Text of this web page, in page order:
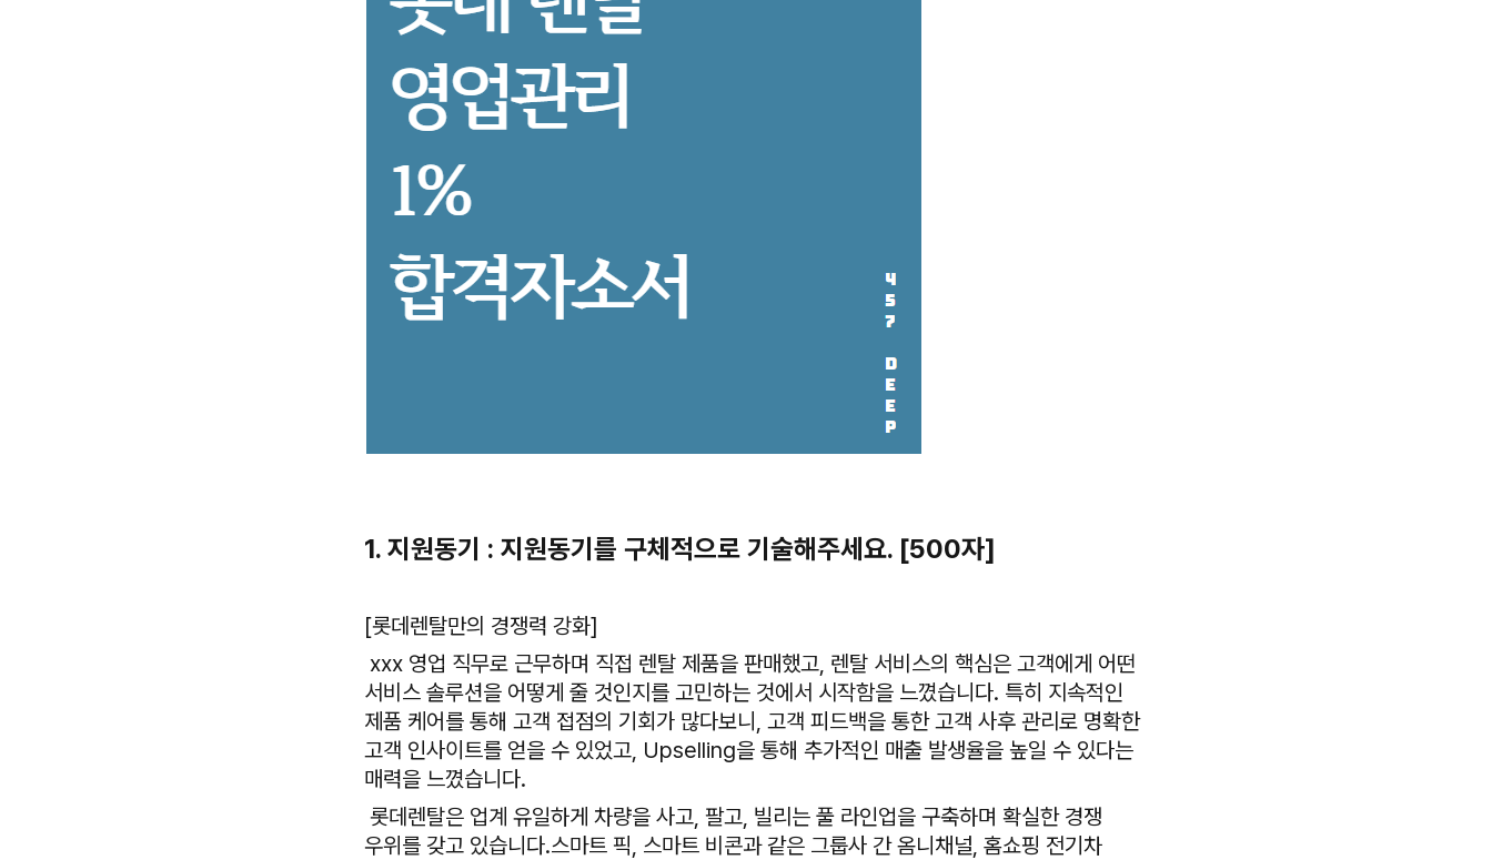
1. 지원동기 : 지원동기를 구체적으로 기술해주세요. [500자]
[롯데렌탈만의 경쟁력 강화]
xxx 영업 직무로 근무하며 직접 렌탈 제품을 판매했고, 렌탈 서비스의 핵심은 고객에게 어떤
서비스 솔루션을 어떻게 줄 것인지를 고민하는 것에서 시작함을 느꼈습니다. 특히 지속적인
제품 케어를 통해 고객 접점의 기회가 많다보니, 고객 피드백을 통한 고객 사후 관리로 명확한
고객 인사이트를 얻을 수 있었고, Upselling을 통해 추가적인 매출 발생율을 높일 수 있다는
매력을 느꼈습니다.
롯데렌탈은 업계 유일하게 차량을 사고, 팔고, 빌리는 풀 라인업을 구축하며 확실한 경쟁
우위를 갖고 있습니다.스마트 픽, 스마트 비콘과 같은 그룹사 간 옴니채널, 홈쇼핑 전기차